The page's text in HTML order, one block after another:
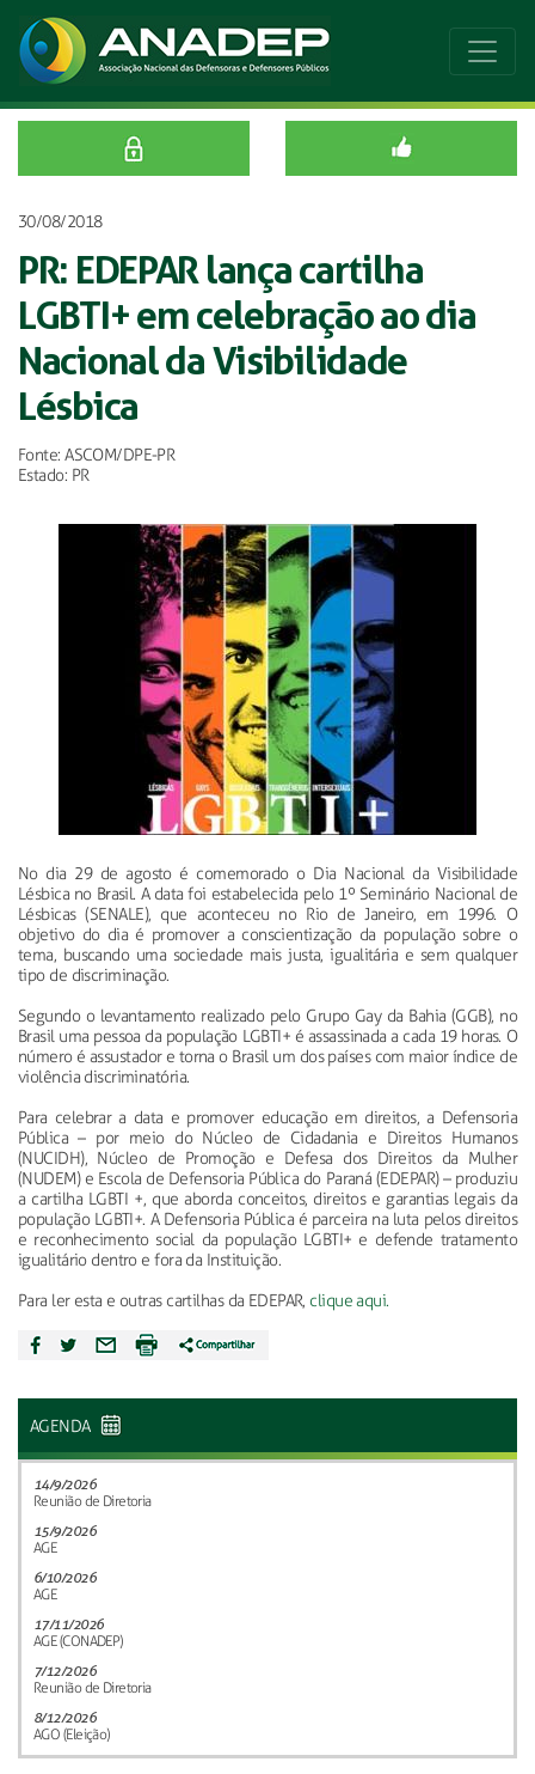
30/08/2018
PR: EDEPAR lança cartilha
LGBTI+ em celebração ao dia
Nacional da Visibilidade
Lésbica
Fonte: ASCOM/DPE-PR
Estado: PR
No dia 29 de agosto é comemorado o Dia Nacional da Visibilidade
Lésbica no Brasil. A data foi estabelecida pelo 1º Seminário Nacional de
Lésbicas (SENALE), que aconteceu no Rio de Janeiro, em 1996. O
objetivo do dia é promover a conscientização da população sobre o
tema, buscando uma sociedade mais justa, igualitária e sem qualquer
tipo de discriminação.
Segundo o levantamento realizado pelo Grupo Gay da Bahia (GGB), no
Brasil uma pessoa da população LGBTI+ é assassinada a cada 19 horas. O
número é assustador e torna o Brasil um dos países com maior índice de
violência discriminatória.
Para celebrar a data e promover educação em direitos, a Defensoria
Pública – por meio do Núcleo de Cidadania e Direitos Humanos
(NUCIDH), Núcleo de Promoção e Defesa dos Direitos da Mulher
(NUDEM) e Escola de Defensoria Pública do Paraná (EDEPAR) – produziu
a cartilha LGBTI +, que aborda conceitos, direitos e garantias legais da
população LGBTI+. A Defensoria Pública é parceira na luta pelos direitos
e reconhecimento social da população LGBTI+ e defende tratamento
igualitário dentro e fora da Instituição.
Para ler esta e outras cartilhas da EDEPAR,clique aqui.
AGENDA
14/9/2026
Reunião de Diretoria
15/9/2026
AGE
6/10/2026
AGE
17/11/2026
AGE (CONADEP)
7/12/2026
Reunião de Diretoria
8/12/2026
AGO (Eleição)